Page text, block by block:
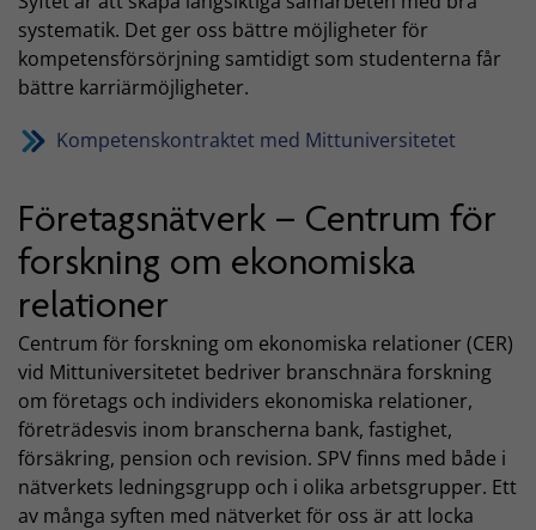
systematik. Det ger oss bättre möjligheter för
kompetensförsörjning samtidigt som studenterna får
bättre karriärmöjligheter.
Kompetenskontraktet med Mittuniversitetet
Företagsnätverk – Centrum för
forskning om ekonomiska
relationer
Centrum för forskning om ekonomiska relationer (CER)
vid Mittuniversitetet bedriver branschnära forskning
om företags och individers ekonomiska relationer,
företrädesvis inom branscherna bank, fastighet,
försäkring, pension och revision. SPV finns med både i
nätverkets ledningsgrupp och i olika arbetsgrupper. Ett
av många syften med nätverket för oss är att locka